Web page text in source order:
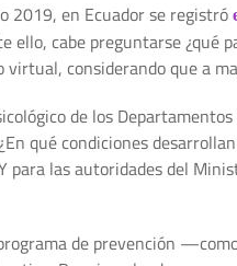
2019, en Ecuador se registró
ello, cabe preguntarse ¿qué
virtual, considerando que a
de los
qué condiciones
para las autoridades del
de prevención